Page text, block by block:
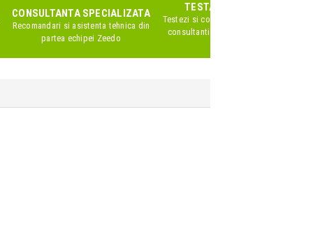
CONSULTANTA SPECIALIZATA
Recomandari si asistenta tehnica din
partea echipei Zeedo
TESTARE IN SHOWROOM
Testezi si compari produsele impreuna cu
consultanti Zeedo specializati pe acest